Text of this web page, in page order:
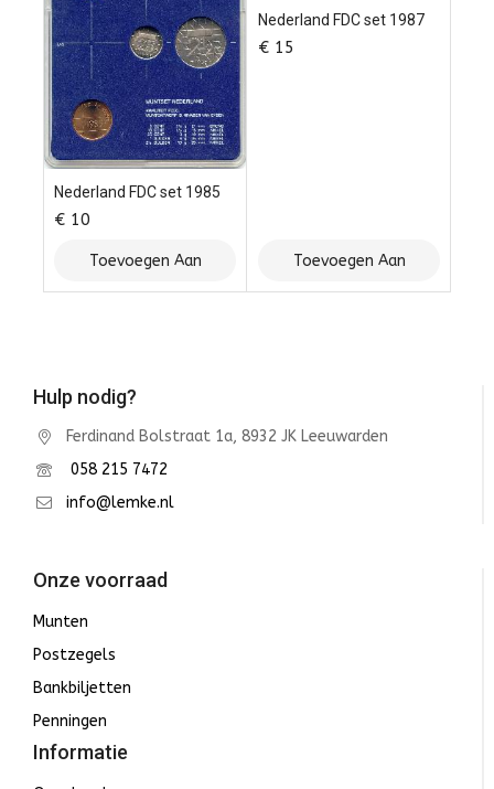
Nederland FDC set 1985
€ 10
Toevoegen Aan
Winkelwagen
Nederland FDC set 1987
€ 15
Toevoegen Aan
Winkelwagen
Hulp nodig?
Ferdinand Bolstraat 1a, 8932 JK Leeuwarden
058 215 7472
info@lemke.nl
Onze voorraad
Munten
Postzegels
Bankbiljetten
Penningen
Informatie